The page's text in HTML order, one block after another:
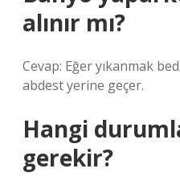
alınır mı?
Cevap: Eğer yıkanmak
abdest yerine geçer.
Hangi
gerekir?